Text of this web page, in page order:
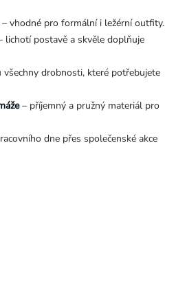
– vhodné pro formální i ležérní outfity.
lichotí postavě a skvěle doplňuje
drobnosti, které potřebujete
– příjemný a pružný materiál pro
dne přes společenské akce